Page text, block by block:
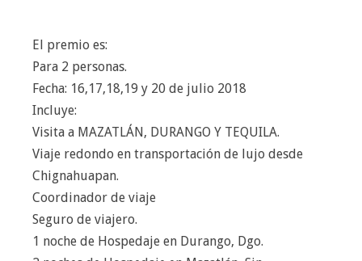
El premio es:
Para 2 personas.
Fecha: 16,17,18,19 y 20 de julio 2018
Incluye:
Visita a MAZATLÁN, DURANGO Y TEQUILA.
Viaje redondo en transportación de lujo desde
Chignahuapan.
Coordinador de viaje
Seguro de viajero.
1 noche de Hospedaje en Durango, Dgo.